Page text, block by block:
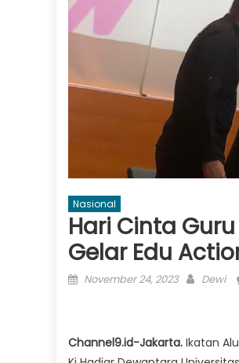
Nasional
Hari Cinta
Gelar Edu
Posted
November 24, 2023 Author
Dewi
Channel9.id-Jakarta. Ikatan